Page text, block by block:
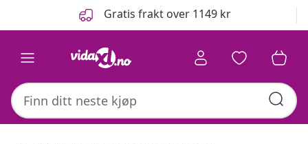
Gratis frakt over 1149 kr